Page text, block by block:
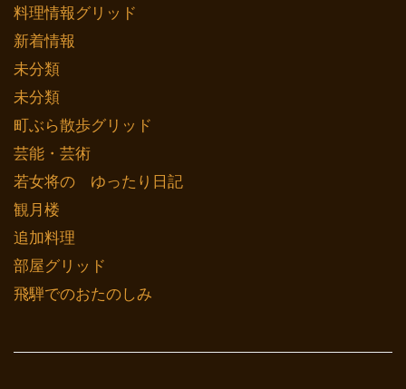
料理情報グリッド
新着情報
未分類
未分類
町ぶら散歩グリッド
芸能・芸術
若女将の ゆったり日記
観月楼
追加料理
部屋グリッド
飛騨でのおたのしみ